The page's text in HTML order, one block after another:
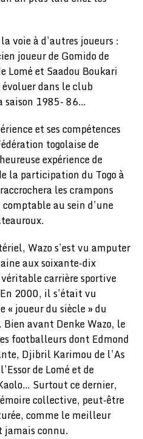
voie à d’autres joueurs :
joueur de Gomido de
Lomé et Saadou Boukari
dans le club
saison 1985- 86…
et ses compétences
togolaise de
expérience de
la participation du Togo à
les crampons
au sein d’une
Wazo s’est vu amputer
aux soixante-dix
carrière sportive
2000, il s’était vu
« joueur du siècle » du
avant Denke Wazo, le
footballeurs dont Edmond
Djibril Karimou de l’As
de Lomé et de
Surtout ce dernier,
collective, peut-être
comme le meilleur
jamais connu.